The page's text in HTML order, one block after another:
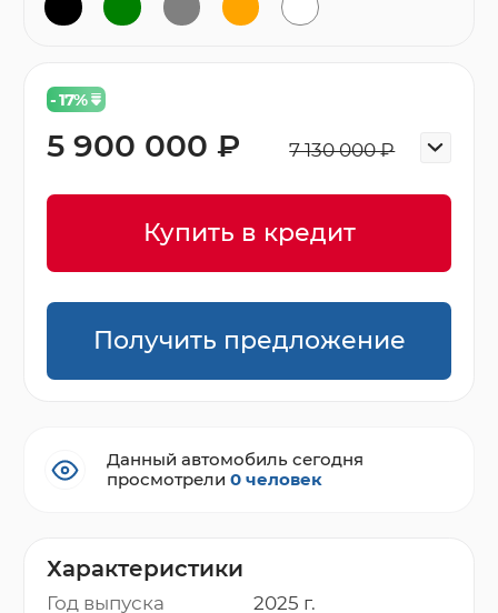
Характеристики
Год выпуска
2025 г.
- 17%
7 130 000 ₽
5 900 000 ₽
Купить в кредит
Получить предложение
Данный автомобиль сегодня
просмотрели0 человек